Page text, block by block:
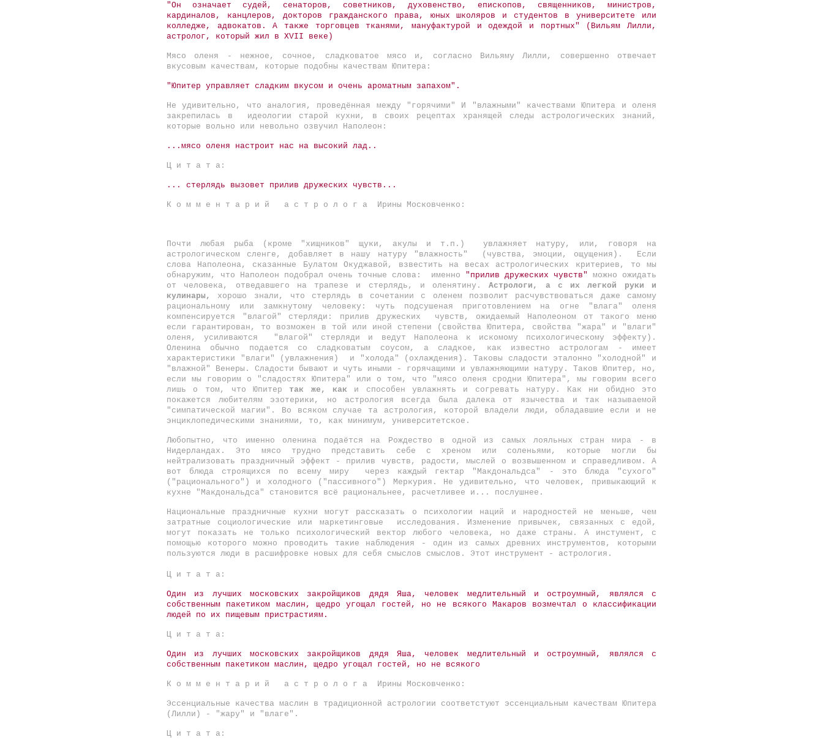
"Он означает судей, сенаторов, советников, духовенство, епископов, священников, министров,
кардиналов, канцлеров, докторов гражданского права, юных школяров и студентов в университете или
колледже, адвокатов. А также торговцев тканями, мануфактурой и одеждой и портных" (Вильям Лилли,
астролог, который жил в XVII веке)
Мясо оленя - нежное, сочное, сладковатое мясо и, согласно Вильяму Лилли, совершенно отвечает
вкусовым качествам, которые подобны качествам Юпитера:
"Юпитер управляет сладким вкусом и очень ароматным запахом".
Не удивительно, что аналогия, проведённая между "горячими" И "влажными" качествами Юпитера и оленя
закрепилась в идеологии старой кухни, в своих рецептах хранящей следы астрологических знаний,
которые вольно или невольно озвучил Наполеон:
...мясо оленя настроит нас на высокий лад..
Ц и т а т а:
... стерлядь вызовет прилив дружеских чувств...
К о м м е н т а р и й а с т р о л о г а Ирины Московченко:
Почти любая рыба (кроме "хищников" щуки, акулы и т.п.) увлажняет натуру, или, говоря на
астрологическом сленге, добавляет в нашу натуру "влажность" (чувства, эмоции, ощущения). Если
слова Наполеона, сказанные Булатом Окуджавой, взвестить на весах астрологических критериев, то мы
обнаружим, что Наполеон подобрал очень точные слова: именно
"прилив дружеских чувств"
можно ожидать
от человека, отведавшего на трапезе и стерлядь, и оленятину.Астрологи, а с их легкой руки и
кулинары,
хорошо знали, что стерлядь в сочетании с оленем позволит расчувствоваться даже самому
рациональному или замкнутому человеку: чуть подсушеная приготовлением на огне "влага" оленя
компенсируется "влагой" стерляди: прилив дружеских чувств, ожидаемый Наполеоном от такого меню
если гарантирован, то возможен в той или иной степени (свойства Юпитера, свойства "жара" и "влаги"
оленя, усиливаются "влагой" стерляди и ведут Наполеона к искомому психологическому эффекту).
Оленина обычно подается со сладковатым соусом, а сладкое, как известно астрологам - имеет
характеристики "влаги" (увлажнения) и "холода" (охлаждения). Таковы сладости эталонно "холодной" и
"влажной" Венеры. Сладости бывают и чуть иными - горячащими и увлажняющими натуру. Таков Юпитер, но,
если мы говорим о "сладостях Юпитера" или о том, что "мясо оленя сродни Юпитера", мы говорим всего
лишь о том, что Юпитертак же, как и способен увлажнять и согревать натуру. Как ни обидно это
покажется любителям эзотерики, но астрология всегда была далека от язычества и так называемой
"симпатической магии". Во всяком случае та астрология, которой владели люди, обладавшие если и не
энциклопедическими знаниями, то, как минимум, университетское.
Любопытно, что именно оленина подаётся на Рождество в одной из самых лояльных стран мира - в
Нидерландах. Это мясо трудно представить себе с хреном или соленьями, которые могли бы
нейтрализовать праздничный эффект - прилив чувств, радости, мыслей о возвышенном и справедливом. А
вот блюда строящихся по всему миру через каждый гектар "Макдональдса" - это блюда "сухого"
("рационального") и холодного ("пассивного") Меркурия. Не удивительно, что человек, привыкающий к
кухне "Макдональдса" становится всё рациональнее, расчетливее и... послушнее.
Национальные праздничные кухни могут рассказать о психологии наций и народностей не меньше, чем
затратные социологические или маркетинговые исследования. Изменение привычек, связанных с едой,
могут показать не только психологический вектор любого человека, но даже страны. А инстумент, с
помощью которого можно проводить такие наблюдения - один из самых древних инструментов, которыми
пользуются люди в расшифровке новых для себя смыслов смыслов. Этот инструмент - астрология.
Ц и т а т а:
Один из лучших московских закройщиков дядя Яша, человек медлительный и остроумный, являлся с
собственным пакетиком маслин, щедро угощал гостей, но не всякого Макаров возмечтал о классификации
людей по их пищевым пристрастиям.
Ц и т а т а:
Один из лучших московских закройщиков дядя Яша, человек медлительный и остроумный, являлся с
собственным пакетиком маслин, щедро угощал гостей, но не всякого
К о м м е н т а р и й а с т р о л о г а Ирины Московченко:
Эссенциальные качества маслин в традиционной астрологии соответстуют эссенциальным качествам Юпитера
(Лилли) - "жару" и "влаге".
Ц и т а т а: